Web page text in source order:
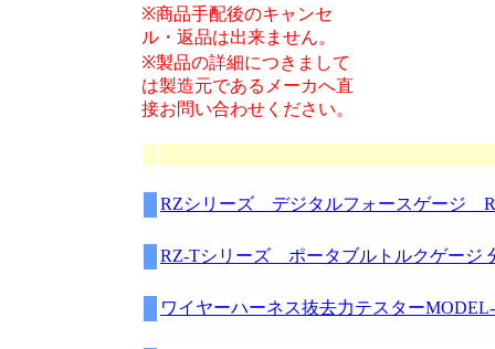
※商品手配後のキャンセ
ル・返品は出来ません。
※製品の詳細につきまして
は製造元であるメーカへ直
接お問い合わせください。
RZシリーズ デジタルフォースゲージ RZ
RZ-Tシリーズ ポータブルトルクゲージ
ワイヤーハーネス抜去力テスター